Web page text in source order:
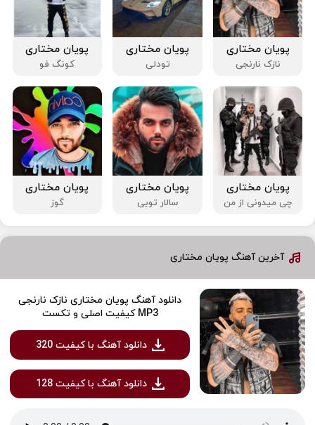
پویان مختاری
نازک نارنجی
پویان مختاری
تودلی
پویان مختاری
کونگ فو
پویان مختاری
چی میدونی از من
پویان مختاری
سالار تویی
پویان مختاری
گوز
آخرین آهنگ پویان مختاری
دانلود آهنگ پویان مختاری نازک نارنجی
MP3 کیفیت اصلی و تکست
دانلود آهنگ با کیفیت 320
دانلود آهنگ با کیفیت 128